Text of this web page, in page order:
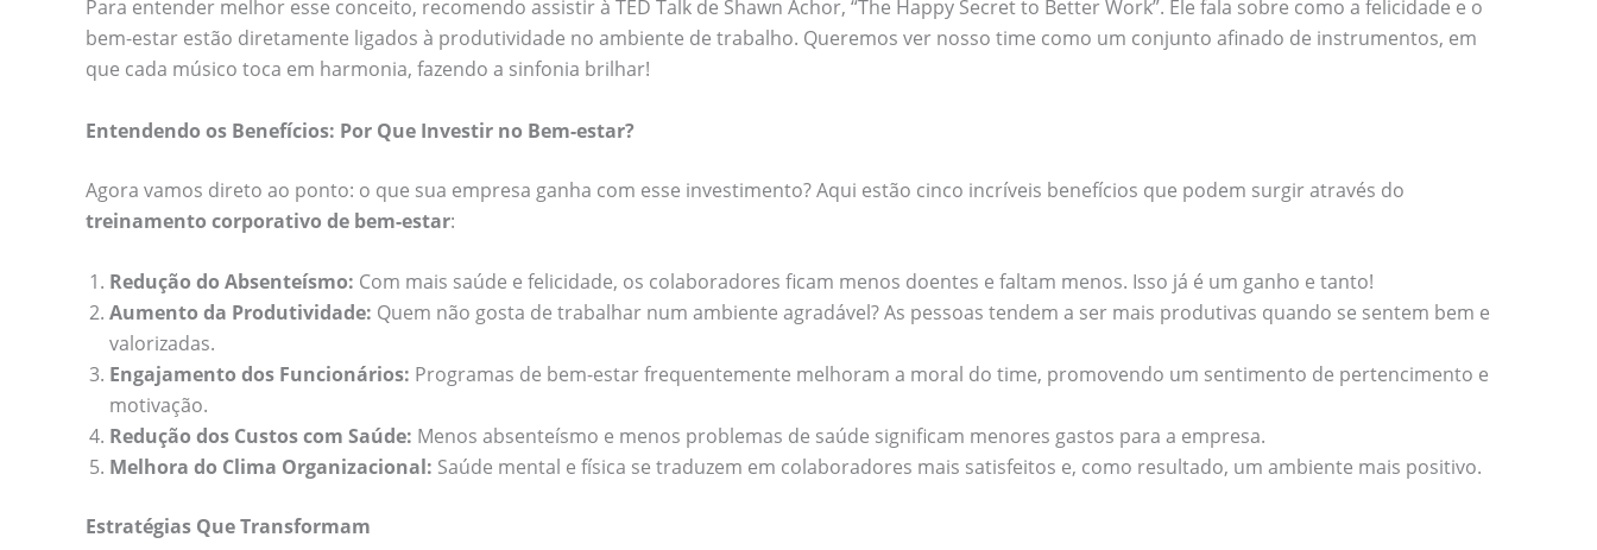
Para entender melhor esse conceito, recomendo assistir à TED Talk de Shawn Achor, “The Happy Secret to Better Work”. Ele fala sobre como a felicidade e o
bem-estar estão diretamente ligados à produtividade no ambiente de trabalho. Queremos ver nosso time como um conjunto afinado de instrumentos, em
que cada músico toca em harmonia, fazendo a sinfonia brilhar!
Entendendo os Benefícios: Por Que Investir no Bem-estar?
Agora vamos direto ao ponto: o que sua empresa ganha com esse investimento? Aqui estão cinco incríveis benefícios que podem surgir através do
treinamento corporativo de bem-estar:
Redução do Absenteísmo: Com mais saúde e felicidade, os colaboradores ficam menos doentes e faltam menos. Isso já é um ganho e tanto!
Aumento da Produtividade: Quem não gosta de trabalhar num ambiente agradável? As pessoas tendem a ser mais produtivas quando se sentem bem e
valorizadas.
Engajamento dos Funcionários: Programas de bem-estar frequentemente melhoram a moral do time, promovendo um sentimento de pertencimento e
motivação.
Redução dos Custos com Saúde: Menos absenteísmo e menos problemas de saúde significam menores gastos para a empresa.
Melhora do Clima Organizacional: Saúde mental e física se traduzem em colaboradores mais satisfeitos e, como resultado, um ambiente mais positivo.
Estratégias Que Transformam